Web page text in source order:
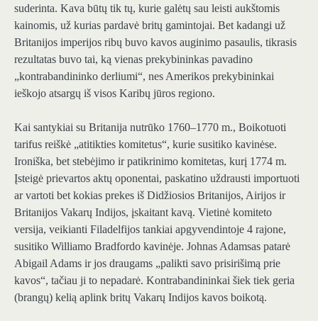
suderinta. Kava būtų tik tų, kurie galėtų sau leisti aukštomis
kainomis, už kurias pardavė britų gamintojai. Bet kadangi už
Britanijos imperijos ribų buvo kavos auginimo pasaulis, tikrasis
rezultatas buvo tai, ką vienas prekybininkas pavadino
„kontrabandininko derliumi“, nes Amerikos prekybininkai
ieškojo atsargų iš visos Karibų jūros regiono.
Kai santykiai su Britanija nutrūko 1760–1770 m., Boikotuoti
tarifus reiškė „atitikties komitetus“, kurie susitiko kavinėse.
Ironiška, bet stebėjimo ir patikrinimo komitetas, kurį 1774 m.
Įsteigė prievartos aktų oponentai, paskatino uždrausti importuoti
ar vartoti bet kokias prekes iš Didžiosios Britanijos, Airijos ir
Britanijos Vakarų Indijos, įskaitant kavą. Vietinė komiteto
versija, veikianti Filadelfijos tankiai apgyvendintoje 4 rajone,
susitiko Williamo Bradfordo kavinėje. Johnas Adamsas patarė
Abigail Adams ir jos draugams „palikti savo prisirišimą prie
kavos“, tačiau ji to nepadarė. Kontrabandininkai šiek tiek geria
(brangų) kelią aplink britų Vakarų Indijos kavos boikotą.